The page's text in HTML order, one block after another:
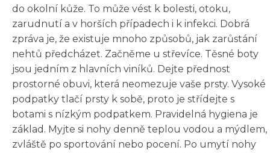
do okolní kůže. To může vést k bolesti, otoku,
zarudnutí a v horších případech i k infekci. Dobrá
zpráva je, že existuje mnoho způsobů, jak zarůstání
nehtů předcházet. Začněme u střevíce. Těsné boty
jsou jedním z hlavních viníků. Dejte přednost
prostorné obuvi, která neomezuje vaše prsty. Vysoké
podpatky tlačí prsty k sobě, proto je střídejte s
botami s nízkým podpatkem. Pravidelná hygiena je
základ. Myjte si nohy denně teplou vodou a mýdlem,
zvláště po sportování nebo pocení. Po umytí nohy